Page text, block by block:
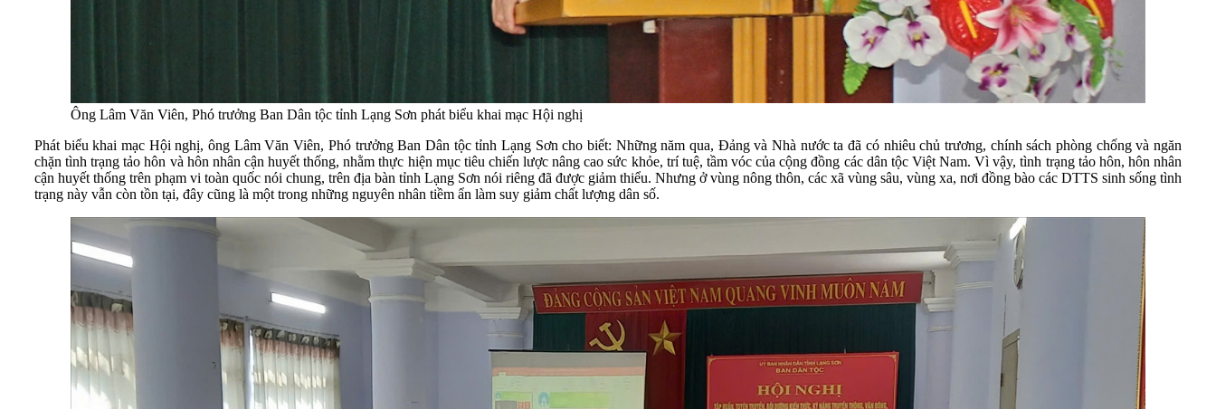
Ông Lâm Văn Viên, Phó trưởng Ban Dân tộc tỉnh Lạng Sơn phát biểu khai mạc Hội nghị
Phát biểu khai mạc Hội nghị, ông Lâm Văn Viên, Phó trưởng Ban Dân tộc tỉnh Lạng Sơn cho biết: Những năm qua, Đảng và Nhà nước ta đã có nhiêu chủ trương, chính sách phòng chống và ngăn
chặn tình trạng tảo hôn và hôn nhân cận huyết thống, nhằm thực hiện mục tiêu chiến lược nâng cao sức khỏe, trí tuệ, tầm vóc của cộng đồng các dân tộc Việt Nam. Vì vậy, tình trạng tảo hôn, hôn nhân
cận huyết thống trên phạm vi toàn quốc nói chung, trên địa bàn tỉnh Lạng Sơn nói riêng đã được giảm thiểu. Nhưng ở vùng nông thôn, các xã vùng sâu, vùng xa, nơi đồng bào các DTTS sinh sống tình
trạng này vẫn còn tồn tại, đây cũng là một trong những nguyên nhân tiềm ẩn làm suy giảm chất lượng dân số.